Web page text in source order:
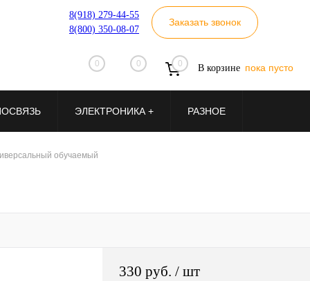
8(918) 279-44-55
8(800) 350-08-07
Заказать звонок
0 0 0 В корзине пока пусто
ЭЛЕКТРОНИКА + РАЗНОЕ
обучаемый
330 руб. / шт